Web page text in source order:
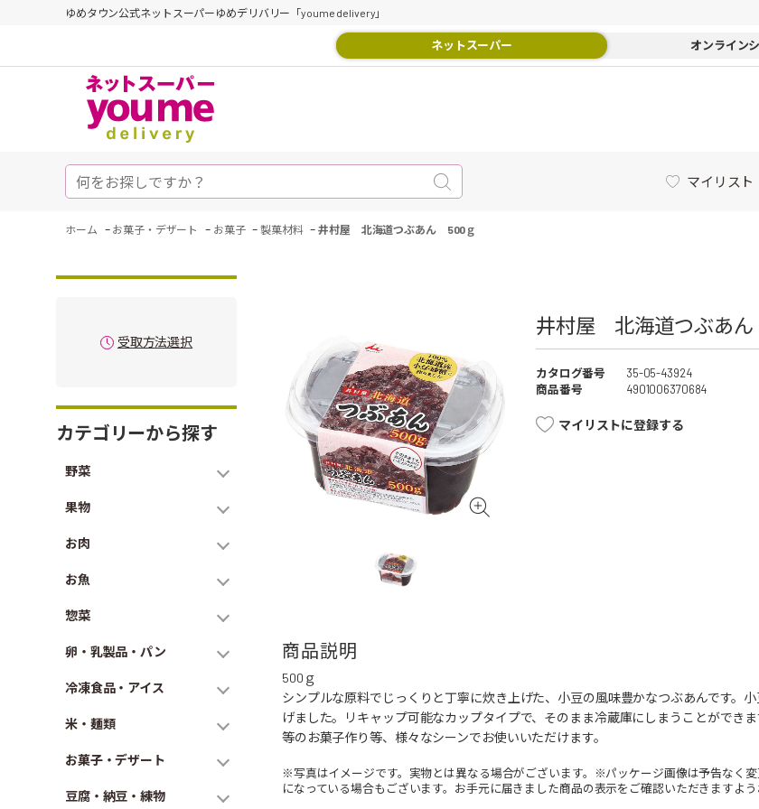
ゆめタウン公式ネットスーパーゆめデリバリー「youme delivery」
ネットスーパー オンライン
マイリスト
ホーム - お菓子・デザート - お菓子 -製菓材料 -井村屋 北海道つぶあん 500ｇ
受取方法選択
カテゴリーから探す
野菜
果物
お肉
お魚
惣菜
卵・乳製品・パン
冷凍食品・アイス
米・麺類
お菓子・デザート
豆腐・納豆・練物
井村屋 北海道つぶあ
カタログ番号
35-05-43924
商品番号
4901006370684
マイリストに登録する
商品説明
500ｇ
シンプルな原料でじっくりと丁寧に炊き上げた、小豆の風味豊かなつぶあんです。
げました。リキャップ可能なカップタイプで、そのまま冷蔵庫にしまうことができ
等のお菓子作り等、様々なシーンでお使いいただけます。
※写真はイメージです。実物とは異なる場合がございます。※パッケージ画像は予告なく
になっている場合もございます。お手元に届きました商品の表示をご確認いただきますよう